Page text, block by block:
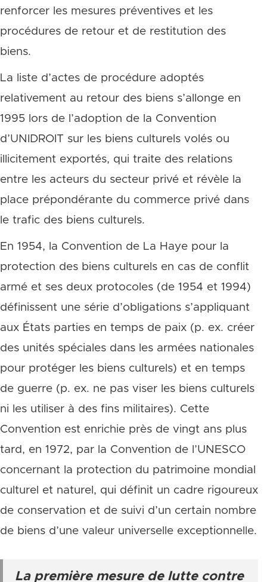
renforcer les mesures préventives et les
procédures de retour et de restitution des
biens.
La liste d’actes de procédure adoptés
relativement au retour des biens s’allonge en
1995 lors de l’adoption de la Convention
d’UNIDROIT sur les biens culturels volés ou
illicitement exportés, qui traite des relations
entre les acteurs du secteur privé et révèle la
place prépondérante du commerce privé dans
le trafic des biens culturels.
En 1954, la Convention de La Haye pour la
protection des biens culturels en cas de conflit
armé et ses deux protocoles (de 1954 et 1994)
définissent une série d’obligations s’appliquant
aux États parties en temps de paix (p. ex. créer
des unités spéciales dans les armées nationales
pour protéger les biens culturels) et en temps
de guerre (p. ex. ne pas viser les biens culturels
ni les utiliser à des fins militaires). Cette
Convention est enrichie près de vingt ans plus
tard, en 1972, par la Convention de l’UNESCO
concernant la protection du patrimoine mondial
culturel et naturel, qui définit un cadre rigoureux
de conservation et de suivi d’un certain nombre
de biens d’une valeur universelle exceptionnelle.
La première mesure de lutte contre